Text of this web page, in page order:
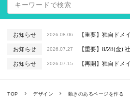
お知らせ 2026.08.06
お知らせ 2026.07.27
お知らせ 2026.07.15
TOP デザイン 動きのあるページを作る